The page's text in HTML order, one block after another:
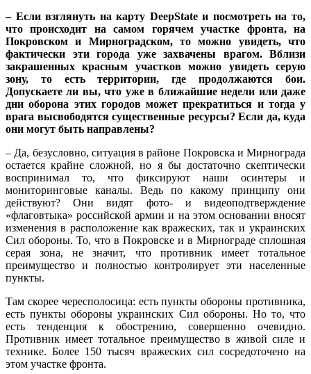
– Если взглянуть на карту DeepState и посмотреть на то,
что происходит на самом горячем участке фронта, на
Покровском и Мирноградском, то можно увидеть, что
фактически эти города уже захвачены врагом. Вблизи
закрашенных красным участков можно увидеть серую
зону, то есть территории, где продолжаются бои.
Допускаете ли вы, что уже в ближайшие недели или даже
дни оборона этих городов может прекратиться и тогда у
врага высвободятся существенные ресурсы? Если да, куда
они могут быть направлены?
– Да, безусловно, ситуация в районе Покровска и Мирнограда
остается крайне сложной, но я бы достаточно скептически
воспринимал то, что фиксируют наши осинтеры и
мониторинговые каналы. Ведь по какому принципу они
действуют? Они видят фото- и видеоподтверждение
«флаговтыка» российской армии и на этом основании вносят
изменения в расположение как вражеских, так и украинских
Сил обороны. То, что в Покровске и в Мирнограде сплошная
серая зона, не значит, что противник имеет тотальное
преимущество и полностью контролирует эти населенные
пункты.
Там скорее чересполосица: есть пункты обороны противника,
есть пункты обороны украинских Сил обороны. Но то, что
есть тенденция к обострению, совершенно очевидно.
Противник имеет тотальное преимущество в живой силе и
технике. Более 150 тысяч вражеских сил сосредоточено на
этом участке фронта.